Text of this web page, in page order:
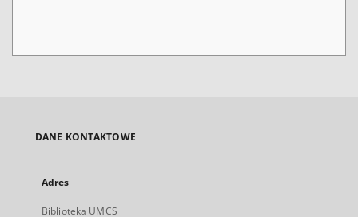
DANE KONTAKTOWE
Adres
Biblioteka UMCS